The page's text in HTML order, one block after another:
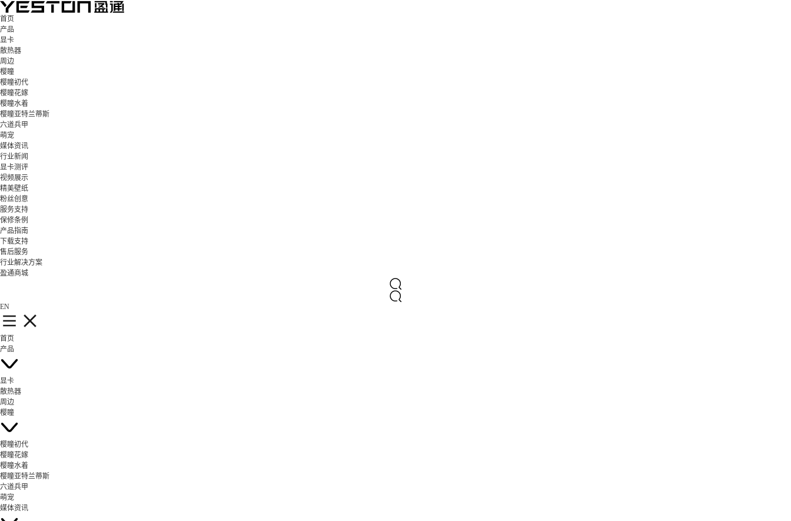
首页
产品
显卡
散热器
周边
樱瞳
樱瞳初代
樱瞳花嫁
樱瞳水着
樱瞳亚特兰蒂斯
六道兵甲
萌宠
媒体资讯
行业新闻
显卡测评
视频展示
精美壁纸
粉丝创意
服务支持
保修条例
产品指南
下载支持
售后服务
行业解决方案
盈通商城
EN
首页
产品
显卡
散热器
周边
樱瞳
樱瞳初代
樱瞳花嫁
樱瞳水着
樱瞳亚特兰蒂斯
六道兵甲
萌宠
媒体资讯